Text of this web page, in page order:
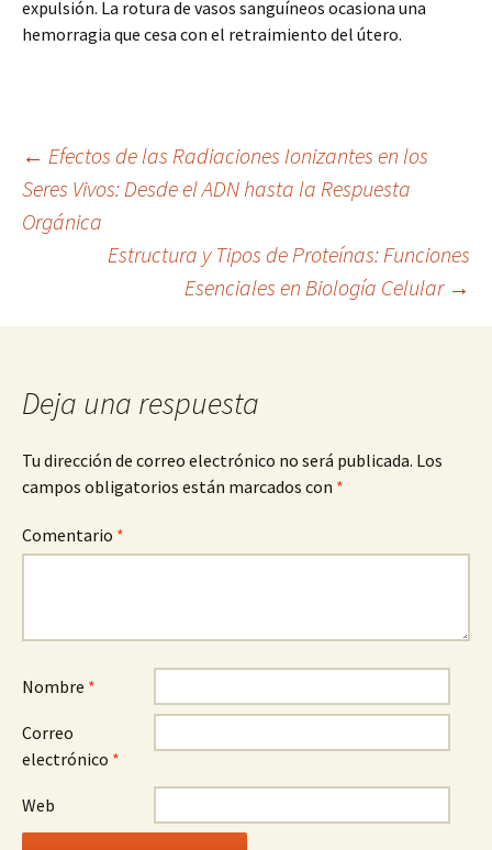
expulsión. La rotura de vasos sanguíneos ocasiona una
hemorragia que cesa con el retraimiento del útero.
Navegación
de
entradas
← Efectos de las Radiaciones Ionizantes en los
Seres Vivos: Desde el ADN hasta la Respuesta
Orgánica
Estructura y Tipos de Proteínas: Funciones
Esenciales en Biología Celular →
Deja una respuesta
Tu dirección de correo electrónico no será publicada. Los
campos obligatorios están marcados con *
Comentario *
Nombre *
Correo
electrónico *
Web